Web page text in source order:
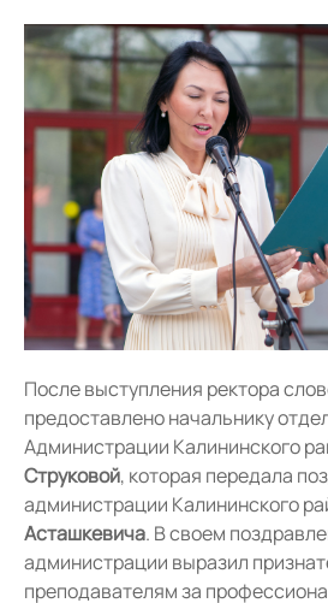
После выступления ректора
предоставлено начальнику
Администрации Калининского
Струковой, которая передала
администрации Калининского
Асташкевича. В своем
администрации выразил
преподавателям за